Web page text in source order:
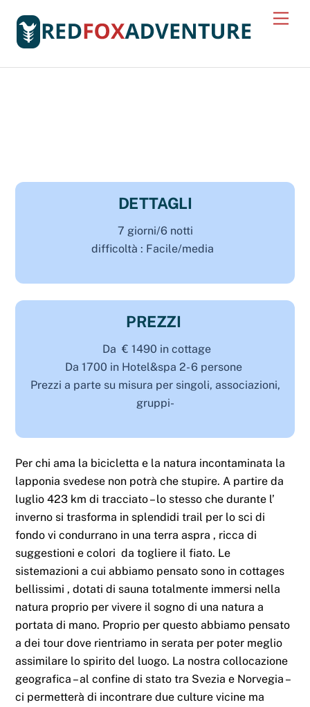
content
DETTAGLI
7 giorni/6 notti
difficoltà : Facile/media
PREZZI
Da € 1490 in cottage
Da 1700 in Hotel&spa 2- 6 persone
Prezzi a parte su misura per singoli, associazioni,
gruppi-
Per chi ama la bicicletta e la natura incontaminata la
lapponia svedese non potrà che stupire. A partire da
luglio 423 km di tracciato – lo stesso che durante l’
inverno si trasforma in splendidi trail per lo sci di
fondo vi condurrano in una terra aspra , ricca di
suggestioni e colori da togliere il fiato. Le
sistemazioni a cui abbiamo pensato sono in cottages
bellissimi , dotati di sauna totalmente immersi nella
natura proprio per vivere il sogno di una natura a
portata di mano. Proprio per questo abbiamo pensato
a dei tour dove rientriamo in serata per poter meglio
assimilare lo spirito del luogo. La nostra collocazione
geografica – al confine di stato tra Svezia e Norvegia –
ci permetterà di incontrare due culture vicine ma